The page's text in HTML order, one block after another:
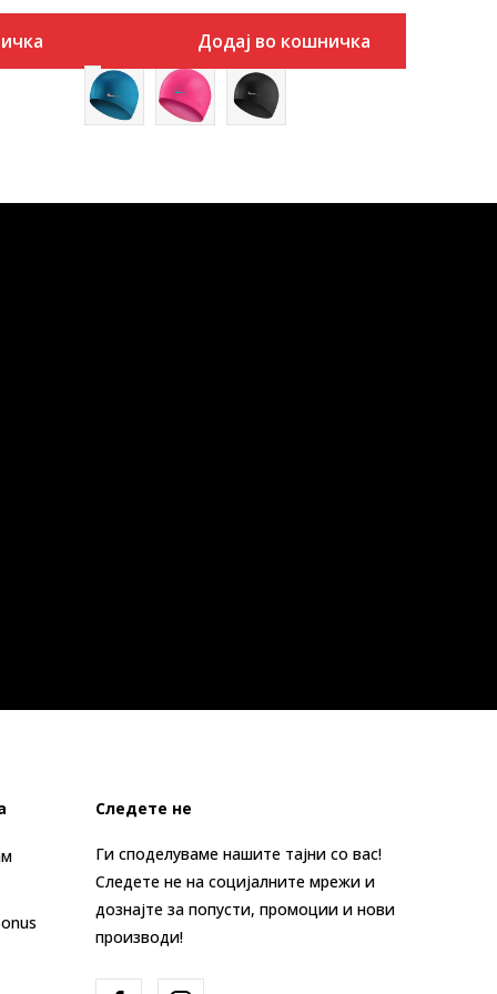
Додај во кошничка
Следете не
Ги споделуваме нашите тајни со вас!
Следете не на социјалните мрежи и
дознајте за попусти, промоции и нови
производи!